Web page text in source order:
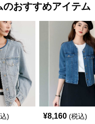
のおすすめアイテム
) ¥8,160 (税込)